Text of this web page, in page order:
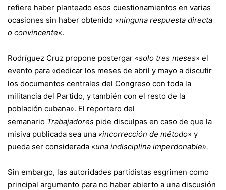
refiere haber planteado esos cuestionamientos en varias
ocasiones sin haber obtenido «ninguna respuesta directa
o convincente«.
Rodríguez Cruz propone postergar «solo tres meses» el
evento para «dedicar los meses de abril y mayo a discutir
los documentos centrales del Congreso con toda la
militancia del Partido, y también con el resto de la
población cubana». El reportero del
semanario Trabajadores pide disculpas en caso de que la
misiva publicada sea una «incorrección de método» y
pueda ser considerada «una indisciplina imperdonable».
Sin embargo, las autoridades partidistas esgrimen como
principal argumento para no haber abierto a una discusión